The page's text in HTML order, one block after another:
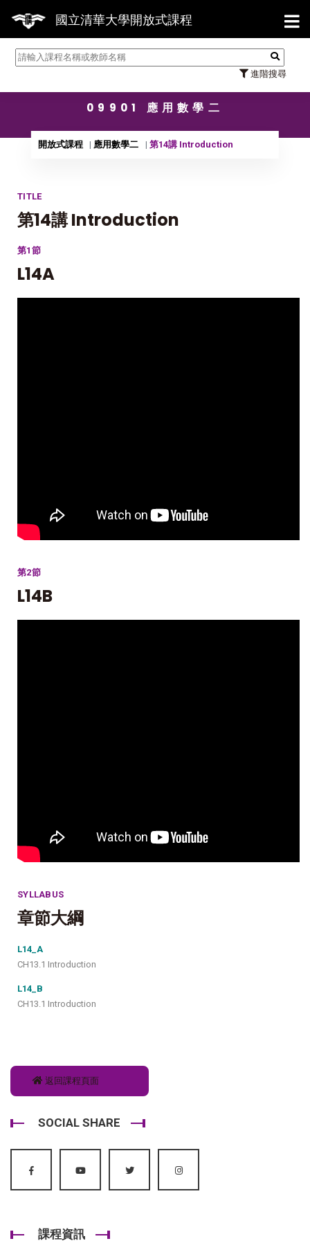
國立清華大學開放式課程
進階搜尋
【
09901 應用數學二
開放式課程 應用數學二 第14講 Introduction
TITLE
第14講 Introduction
第1節
L14A
第2節
L14B
SYLLABUS
章節大綱
L14_A
CH13.1 Introduction
L14_B
CH13.1 Introduction
返回課程頁面
SOCIAL SHARE
課程資訊